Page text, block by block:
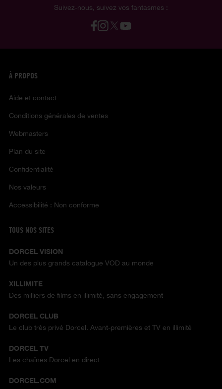
Suivez-nous, suivez vos fantasmes :
À PROPOS
Aide et contact
Conditions générales de ventes
Webmasters
Plan du site
Confidentialité
Nos valeurs
Accessibilité : Non conforme
TOUS NOS SITES
DORCEL VISION
Un des plus grands catalogue VOD au monde
XILLIMITE
Des milliers de films en illimité, sans engagement
DORCEL CLUB
Le club très privé Dorcel. Avant-premières et TV en illimité
DORCEL TV
Les chaînes Dorcel en direct
DORCEL.COM